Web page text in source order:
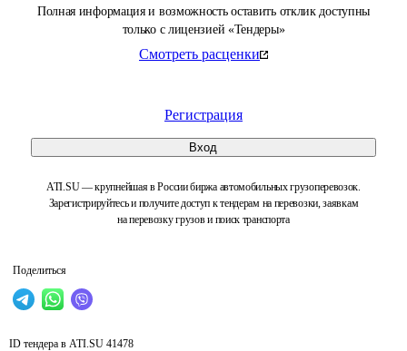
Полная информация и возможность оставить отклик доступны
только с лицензией «Тендеры»
Смотреть расценки
Регистрация
Вход
ATI.SU — крупнейшая в России биржа автомобильных грузоперевозок.
Зарегистрируйтесь и получите доступ к тендерам на перевозки, заявкам
на перевозку грузов и поиск транспорта
Поделиться
ID тендера в ATI.SU 41478